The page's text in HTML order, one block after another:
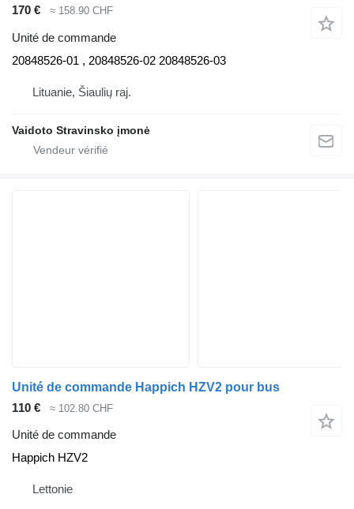
170 € ≈ 158.90 CHF
Unité de commande
20848526-01 , 20848526-02 20848526-03
Lituanie, Šiaulių raj.
Vaidoto Stravinsko įmonė
Unité de commande Happich HZV2 pour bus
110 €
≈ 102.80 CHF
Unité de commande
Happich HZV2
Lettonie